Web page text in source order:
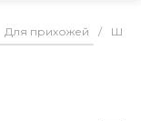
Для прихожей /